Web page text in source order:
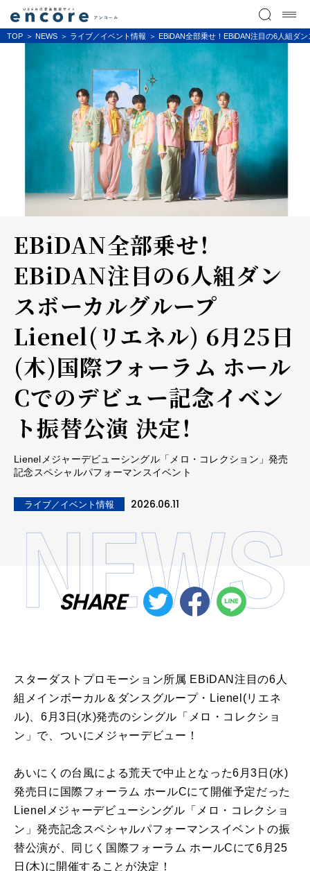
TOP NEWS ライブ／イベント情報 EBiDAN全部乗せ！EBiDAN注目の6人組ダ
EBiDAN全部乗せ！
EBiDAN注目の6人組ダン
スボーカルグループ
Lienel(リエネル) 6月25日
(木)国際フォーラム ホール
Cでのデビュー記念イベン
ト振替公演 決定！
Lienelメジャーデビューシングル「メロ・コレクション」発売
記念スペシャルパフォーマンスイベント
ライブ／イベント情報 2026.06.11
SHARE
スターダストプロモーション所属 EBiDAN注目の6人
組メインボーカル＆ダンスグループ・Lienel(リエネ
ル)、6月3日(水)発売のシングル「メロ・コレクショ
ン」で、ついにメジャーデビュー！
あいにくの台風による荒天で中止となった6月3日(水)
発売日に国際フォーラム ホールCにて開催予定だった
Lienelメジャーデビューシングル「メロ・コレクショ
ン」発売記念スペシャルパフォーマンスイベントの振
替公演が、同じく国際フォーラム ホールCにて6月25
日(木)に開催することが決定！